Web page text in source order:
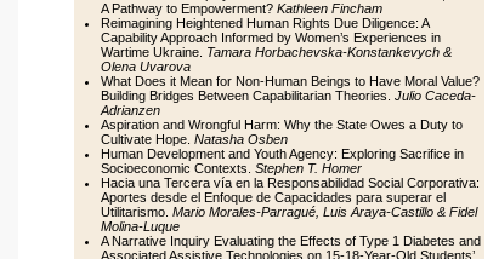
A Pathway to Empowerment? Kathleen Fincham
Reimagining Heightened Human Rights Due Diligence: A
Capability Approach Informed by Women’s Experiences in
Wartime Ukraine. Tamara Horbachevska-Konstankevych &
Olena Uvarova
What Does it Mean for Non-Human Beings to Have Moral Value?
Building Bridges Between Capabilitarian Theories. Julio Caceda-
Adrianzen
Aspiration and Wrongful Harm: Why the State Owes a Duty to
Cultivate Hope. Natasha Osben
Human Development and Youth Agency: Exploring Sacrifice in
Socioeconomic Contexts. Stephen T. Homer
Hacia una Tercera vía en la Responsabilidad Social Corporativa:
Aportes desde el Enfoque de Capacidades para superar el
Utilitarismo. Mario Morales-Parragué, Luis Araya-Castillo & Fidel
Molina-Luque
A Narrative Inquiry Evaluating the Effects of Type 1 Diabetes and
Associated Assistive Technologies on 15-18-Year-Old Students’